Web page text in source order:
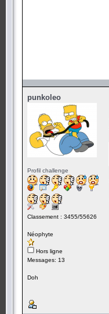
punkoleo
Profil challenge
Classement : 3455/55626
Néophyte
Hors ligne
Messages: 13
Doh